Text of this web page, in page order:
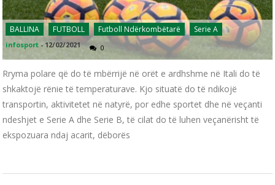
BALLINA FUTBOLL Futboll Ndërkombëtarë Serie A
infosport - 12/02/2021 0
Rryma polare që do të mbërrijë në orët e ardhshme në Itali do të
shkaktojë rënie të temperaturave. Kjo situatë do të ndikojë
transportin, aktivitetet në natyrë, por edhe sportet dhe në veçanti
ndeshjet e Serie A dhe Serie B, të cilat do të luhen veçanërisht të
ekspozuara ndaj acarit, dëborës